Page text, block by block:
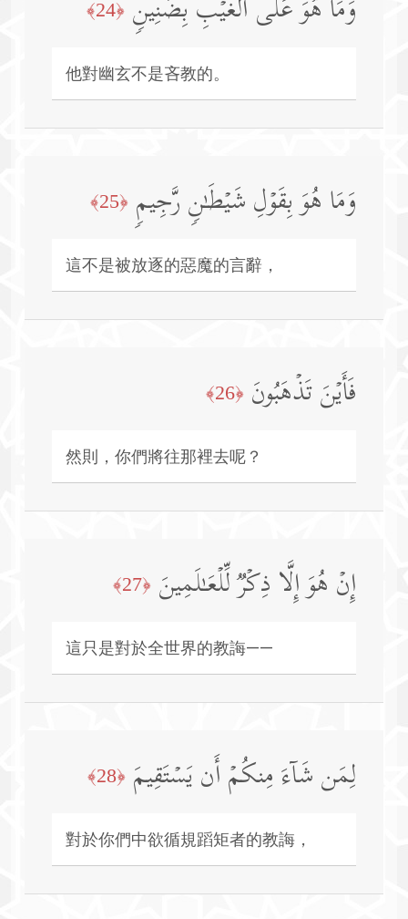
وَمَا هُوَ عَلَى ٱلۡغَیۡبِ بِضَنِینࣲ ﴿24﴾
他對幽玄不是吝教的。
وَمَا هُوَ بِقَوۡلِ شَیۡطَـٰنࣲ رَّجِیمࣲ ﴿25﴾
這不是被放逐的惡魔的言辭，
فَأَیۡنَ تَذۡهَبُونَ ﴿26﴾
然則，你們將往那裡去呢？
إِنۡ هُوَ إِلَّا ذِكۡرࣱ لِّلۡعَـٰلَمِینَ ﴿27﴾
這只是對於全世界的教誨——
لِمَن شَاۤءَ مِنكُمۡ أَن یَسۡتَقِیمَ ﴿28﴾
對於你們中欲循規蹈矩者的教誨，